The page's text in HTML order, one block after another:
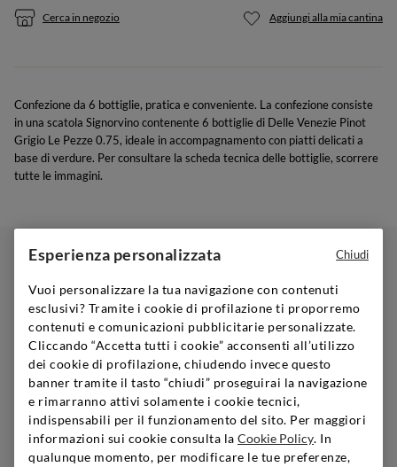
Cerca in negozio Aggiungi alla mia cantina
Confezione da 6 bottiglie, pratica e conveniente. La confezione consiste
in una scatola Signorvino contenente 6 bottiglie di Delle Venezie Pinot
Grigio Le Pezze 0.75, ideale in accompagnamento con piatti delicati a
base di verdure. Per consultare la scheda tecnica delle bottiglie, scorrere
tutte le immagini.
GUIDA AI REGALI
Puoi trovare il regalo perfetto, vai sul sicuro!
Scopri di più
SIGNORVINO CLUB
Esperienza personalizzata
Vuoi personalizzare la tua navigazione con contenuti
esclusivi? Tramite i cookie di profilazione ti proporremo
contenuti e comunicazioni pubblicitarie personalizzate.
Cliccando “Accetta tutti i cookie” acconsenti all’utilizzo
dei cookie di profilazione, chiudendo invece questo
banner tramite il tasto “chiudi” proseguirai la navigazione
e rimarranno attivi solamente i cookie tecnici,
indispensabili per il funzionamento del sito. Per maggiori
informazioni sui cookie consulta la Cookie Policy. In
qualunque momento, per modificare le tue preferenze,
Chiudi